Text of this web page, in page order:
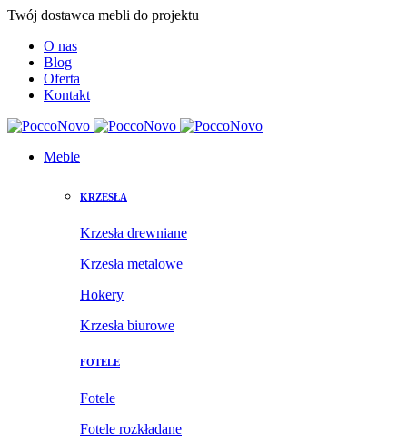
Twój dostawca mebli do projektu
O nas
Blog
Oferta
Kontakt
Meble
KRZESŁA
Krzesła drewniane
Krzesła metalowe
Hokery
Krzesła biurowe
FOTELE
Fotele
Fotele rozkładane